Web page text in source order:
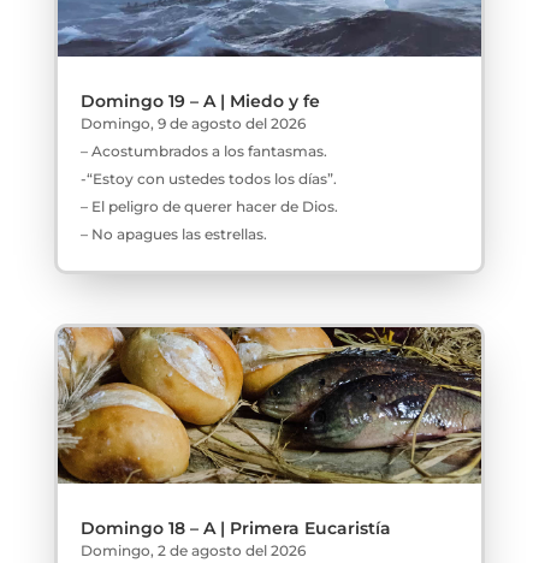
Domingo 19 – A | Miedo y fe
Domingo, 9 de agosto del 2026
– Acostumbrados a los fantasmas.
-“Estoy con ustedes todos los días”.
– El peligro de querer hacer de Dios.
– No apagues las estrellas.
Domingo 18 – A | Primera Eucaristía
Domingo, 2 de agosto del 2026